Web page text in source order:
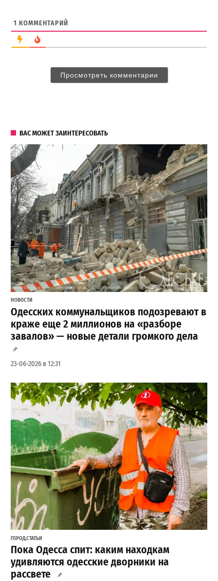
1 КОММЕНТАРИЙ
Просмотреть комментарии
ВАС МОЖЕТ ЗАИНТЕРЕСОВАТЬ
НОВОСТИ
Одесских коммунальщиков подозревают в
краже еще 2 миллионов на «разборе
завалов» — новые детали громкого дела
23-06-2026 в 12:31
ГОРОД,СТАТЬИ
Пока Одесса спит: каким находкам
удивляются одесские дворники на
рассвете